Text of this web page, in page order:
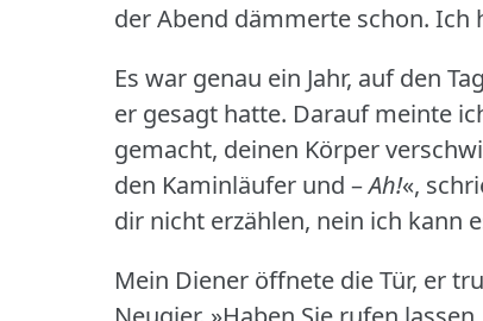
der Abend dämmerte schon. Ich
Es war genau ein Jahr, auf den
er gesagt hatte. Darauf meinte
gemacht, deinen Körper
den Kaminläufer und –Ah!«,
dir nicht erzählen, nein ich kann
Mein Diener öffnete die Tür, er